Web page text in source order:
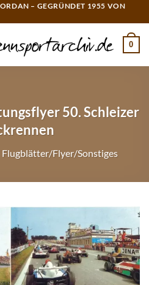
– GEGRÜNDET 1955 VON
0
50. Schleizer
Flugblätter/Flyer/Sonstiges